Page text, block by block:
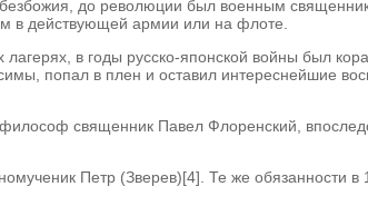
до революции был военным
в действующей армии или на флоте.
в годы русско-японской войны был
попал в плен и оставил интереснейшие
священник Павел Флоренский,
Петр (Зверев)[4]. Те же обязанности